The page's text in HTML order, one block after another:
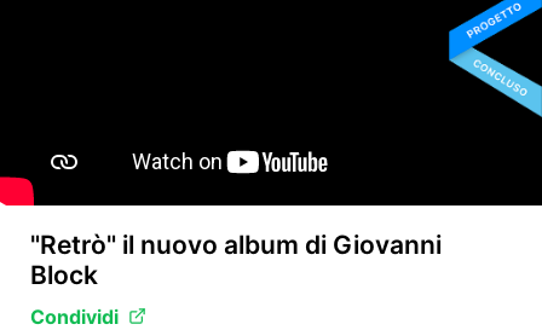
"Retrò" il nuovo album di Giovanni
Block
Condividi